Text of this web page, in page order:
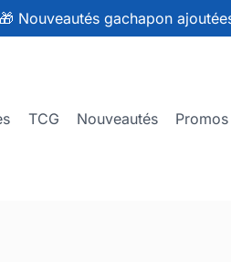
🎁 Nouveautés gachapon
TCG Nouveautés Promos